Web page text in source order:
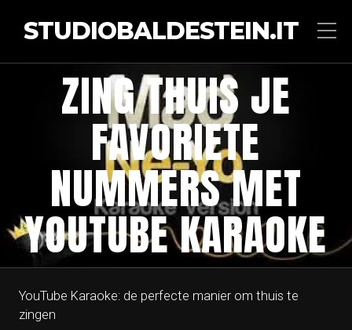
STUDIOBALDESTEIN.IT
ZING THUIS JE
FAVORIETE
NUMMERS MET
YOUTUBE KARAOKE
YouTube Karaoke: de perfecte manier om thuis te
zingen